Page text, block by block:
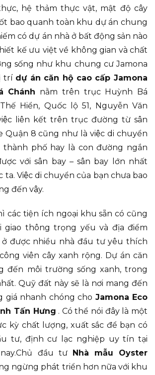
hệ thảm thực vật, mật độ cây
bao quanh toàn khu dự án chung
có dự án nhà ở bất động sản nào
kế ưu việt về không gian và chất
sống như khu chung cư Jamona
trí dự án căn hộ cao cấp Jamona
Chánh nằm trên trục Huỳnh Bá
Hiển, Quốc lộ 51, Nguyễn Văn
liên kết trên trục đường từ sân
Quận 8 cũng như là việc di chuyển
phố hay là con đường ngắn
với sân bay – sân bay lớn nhất
ta. Việc di chuyển của bạn chưa bao
đến vậy.
các tiện ích ngoại khu sẵn có cũng
giao thông trọng yếu và địa điểm
ở được nhiều nhà đầu tư yêu thích
viên cây xanh rộng. Dự án căn
đến môi trường sống xanh, trong
Quỹ đất này sẽ là nơi mang đến
giá nhanh chóng cho Jamona Eco
Tấn Hưng . Có thể nói đây là một
kỳ chất lượng, xuất sắc để bạn có
tư, định cư lạc nghiệp uy tín tại
đầu tư Nhà mẫu Oyster
ngừng phát triển hơn nữa với khu